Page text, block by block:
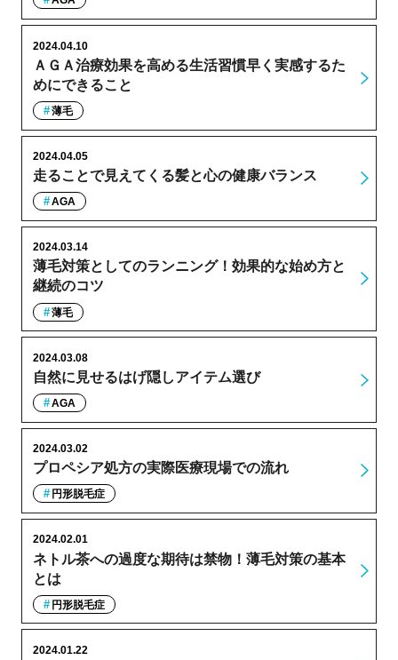
ＡＧＡ治療効果を高める生活習慣早く実感するた
めにできること
2024.04.10
薄毛
走ることで見えてくる髪と心の健康バランス
2024.04.05
AGA
薄毛対策としてのランニング！効果的な始め方と
継続のコツ
2024.03.14
薄毛
自然に見せるはげ隠しアイテム選び
2024.03.08
AGA
プロペシア処方の実際医療現場での流れ
2024.03.02
円形脱毛症
ネトル茶への過度な期待は禁物！薄毛対策の基本
とは
2024.02.01
円形脱毛症
2024.01.22